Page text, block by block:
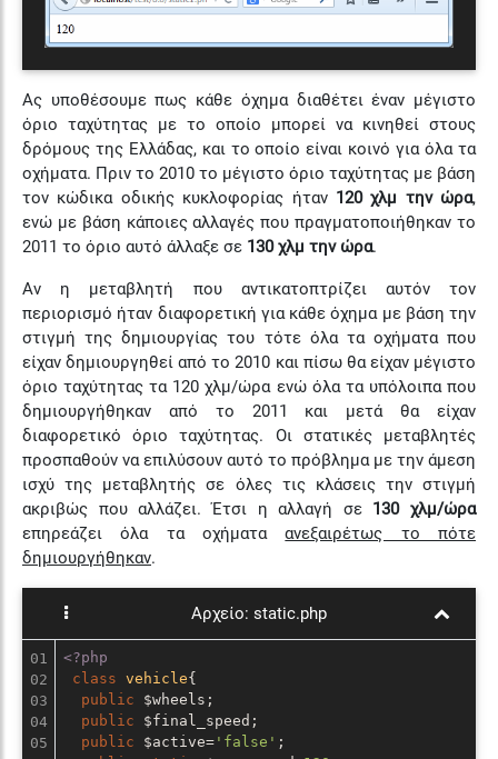
Ας υποθέσουμε πως κάθε όχημα διαθέτει έναν μέγιστο
όριο ταχύτητας με το οποίο μπορεί να κινηθεί στους
δρόμους της Ελλάδας, και το οποίο είναι κοινό για όλα τα
οχήματα. Πριν το 2010 το μέγιστο όριο ταχύτητας με βάση
τον κώδικα οδικής κυκλοφορίας ήταν 120 χλμ την ώρα,
ενώ με βάση κάποιες αλλαγές που πραγματοποιήθηκαν το
2011 το όριο αυτό άλλαξε σε 130 χλμ την ώρα.
Αν η μεταβλητή που αντικατοπτρίζει αυτόν τον
περιορισμό ήταν διαφορετική για κάθε όχημα με βάση την
στιγμή της δημιουργίας του τότε όλα τα οχήματα που
είχαν δημιουργηθεί από το 2010 και πίσω θα είχαν μέγιστο
όριο ταχύτητας τα 120 χλμ/ώρα ενώ όλα τα υπόλοιπα που
δημιουργήθηκαν από το 2011 και μετά θα είχαν
διαφορετικό όριο ταχύτητας. Οι στατικές μεταβλητές
προσπαθούν να επιλύσουν αυτό το πρόβλημα με την άμεση
ισχύ της μεταβλητής σε όλες τις κλάσεις την στιγμή
ακριβώς που αλλάζει. Έτσι η αλλαγή σε 130 χλμ/ώρα
επηρεάζει όλα τα οχήματαανεξαιρέτως το πότε
δημιουργήθηκαν.
Αρχείο: static.php
01
02
03
04
05
<?php
class vehicle{
public $wheels;
public $final_speed;
public $active='false' ;